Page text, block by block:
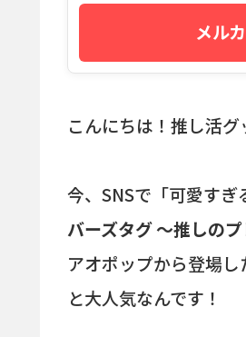
メル
こんにちは！推し活
今、SNSで「可愛すぎ
バーズタグ 〜推しのプ
アオポップから登場
と大人気なんです！